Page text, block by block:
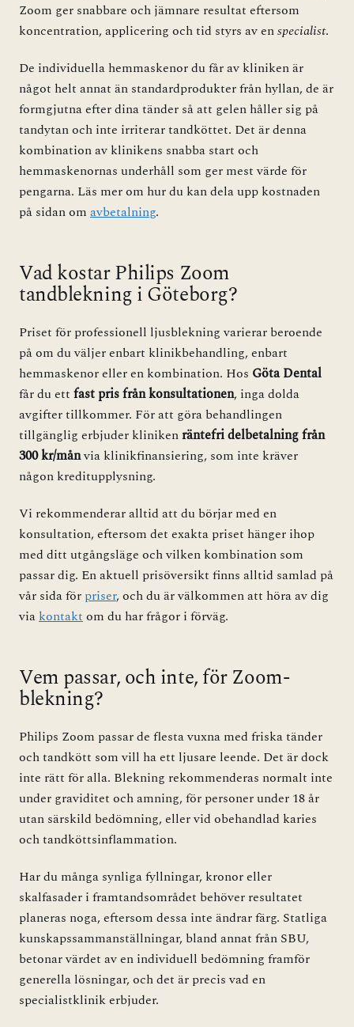
Zoom ger snabbare och jämnare resultat eftersom
koncentration, applicering och tid styrs av enspecialist.
De individuella hemmaskenor du får av kliniken är
något helt annat än standardprodukter från hyllan, de är
formgjutna efter dina tänder så att gelen håller sig på
tandytan och inte irriterar tandköttet. Det är denna
kombination av klinikens snabba start och
hemmaskenornas underhåll som ger mest värde för
pengarna. Läs mer om hur du kan dela upp kostnaden
på sidan om avbetalning.
Vad kostar Philips Zoom
tandblekning i Göteborg?
Priset för professionell ljusblekning varierar beroende
på om du väljer enbart klinikbehandling, enbart
hemmaskenor eller en kombination. Hos Göta Dental
får du ett fast pris från konsultationen, inga dolda
avgifter tillkommer. För att göra behandlingen
tillgänglig erbjuder klinikenräntefri delbetalning från
300 kr/månvia klinikfinansiering, som inte kräver
någon kreditupplysning.
Vi rekommenderar alltid att du börjar med en
konsultation, eftersom det exakta priset hänger ihop
med ditt utgångsläge och vilken kombination som
passar dig. En aktuell prisöversikt finns alltid samlad på
vår sida för priser, och du är välkommen att höra av dig
viakontaktom du har frågor i förväg.
Vem passar, och inte, för Zoom-
blekning?
Philips Zoom passar de flesta vuxna med friska tänder
och tandkött som vill ha ett ljusare leende. Det är dock
inte rätt för alla. Blekning rekommenderas normalt inte
under graviditet och amning, för personer under 18 år
utan särskild bedömning, eller vid obehandlad karies
och tandköttsinflammation.
Har du många synliga fyllningar, kronor eller
skalfasader i framtandsområdet behöver resultatet
planeras noga, eftersom dessa inte ändrar färg. Statliga
kunskapssammanställningar, bland annat från SBU,
betonar värdet av en individuell bedömning framför
generella lösningar, och det är precis vad en
specialistklinik erbjuder.